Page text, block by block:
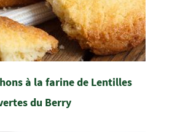
à la farine de Lentilles
du Berry